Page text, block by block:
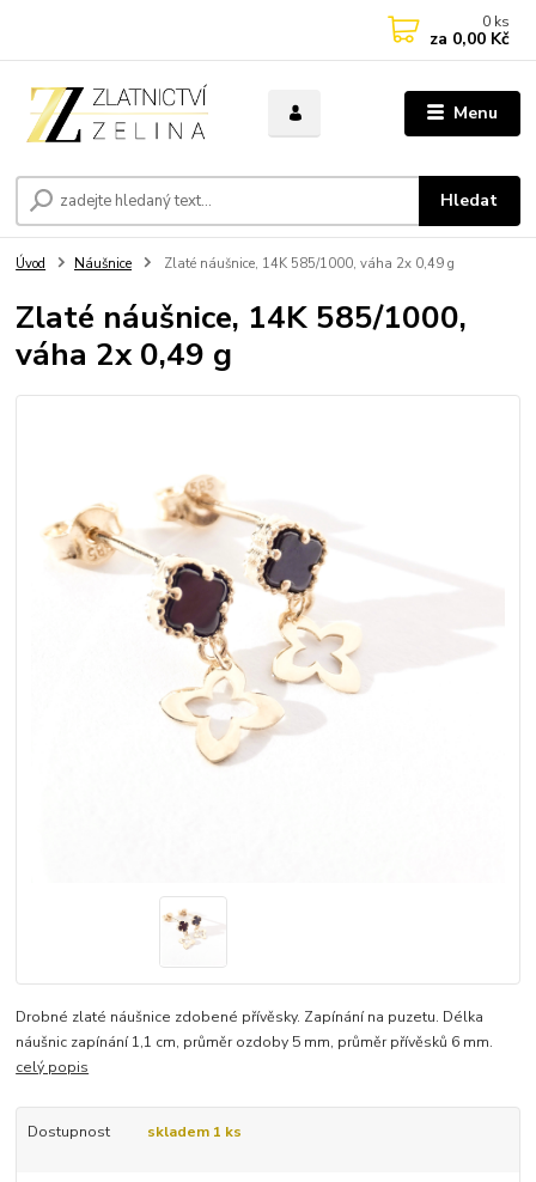
Menu
Hledat
0 ks
za 0,00 Kč
Úvod Náušnice Zlaté náušnice, 14K 585/1000, váha 2x 0,49 g
Zlaté náušnice, 14K 585/1000,
váha 2x 0,49 g
Drobné zlaté náušnice zdobené přívěsky. Zapínání na puzetu. Délka
náušnic zapínání 1,1 cm, průměr ozdoby 5 mm, průměr přívěsků 6 mm.
celý popis
Dostupnost skladem 1 ks